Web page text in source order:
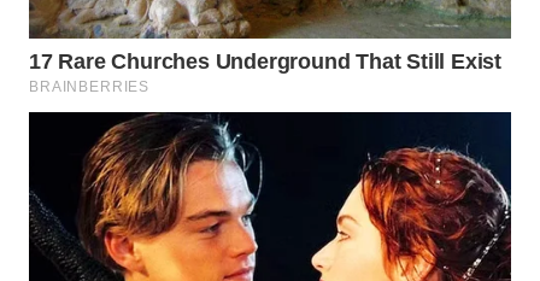
WN
MALUKU
DAIRI